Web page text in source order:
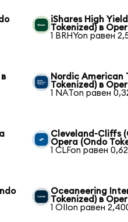
iShares High
Tokenized) в
1 BRHYon равен
Nordic American
Tokenized) в
1 NATon равен
Cleveland-Cliffs
Opera (Ondo
1 CLFon равен
Oceaneering
Tokenized) в
1 OIIon равен